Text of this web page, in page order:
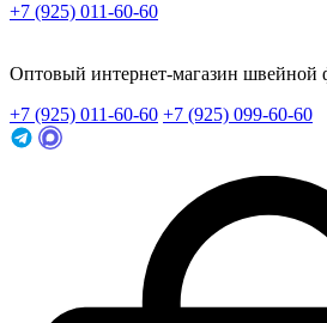
+7 (925) 011-60-60
Оптовый интернет-магазин швейной
+7 (925) 011-60-60 +7 (925) 099-60-60